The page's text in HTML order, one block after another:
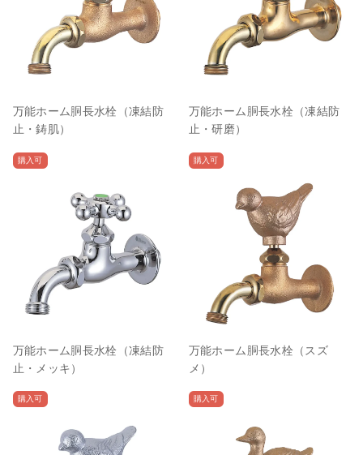
万能ホーム胴長水栓（凍結防
止・鋳肌）
万能ホーム胴長水栓（凍結防
止・研磨）
購入可
万能ホーム胴長水栓（凍結防
止・メッキ）
購入可
万能ホーム胴長水栓（スズ
メ）
購入可 購入可